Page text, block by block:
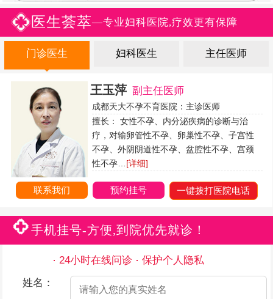
医生荟萃—专业妇科医院,疗效更有保障
门诊医生 妇科医生 主任医师
王玉萍 副主任医师
成都天大不孕不育医院：主诊医师
擅长： 女性不孕、内分泌疾病的诊断与治
疗，对输卵管性不孕、卵巢性不孕、子宫性
不孕、外阴阴道性不孕、盆腔性不孕、宫颈
性不孕… [详细]
联系我们 预约挂号 一键拨打医院电话
手机挂号-方便,到院优先就诊！
24小时在线问诊
保护个人隐私
姓名：